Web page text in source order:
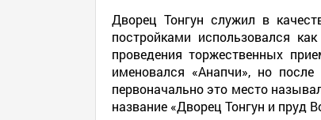
Дворец Тонгун служил в
постройками использовался
проведения торжественных
именовался «Анапчи», но
первоначально это место
название «Дворец Тонгун и пруд